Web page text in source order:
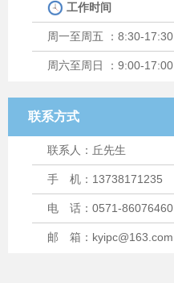
工作时间
周一至周五 ：8:30-17:30
周六至周日 ：9:00-17:00
联系方式
联系人：丘先生
手 机：13738171235
电 话：0571-86076460
邮 箱：kyipc@163.com